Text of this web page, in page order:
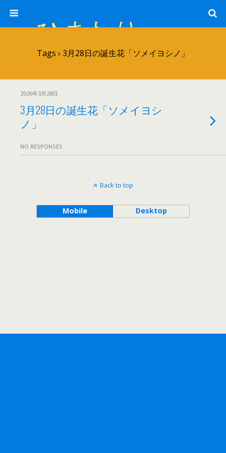
ひまわり畑 sunflower-field
Tags › 3月28日の誕生花「ソメイヨシノ」
2026年3月28日
3月28日の誕生花「ソメイヨシ
ノ」
NO RESPONSES
Back to top
Mobile Desktop